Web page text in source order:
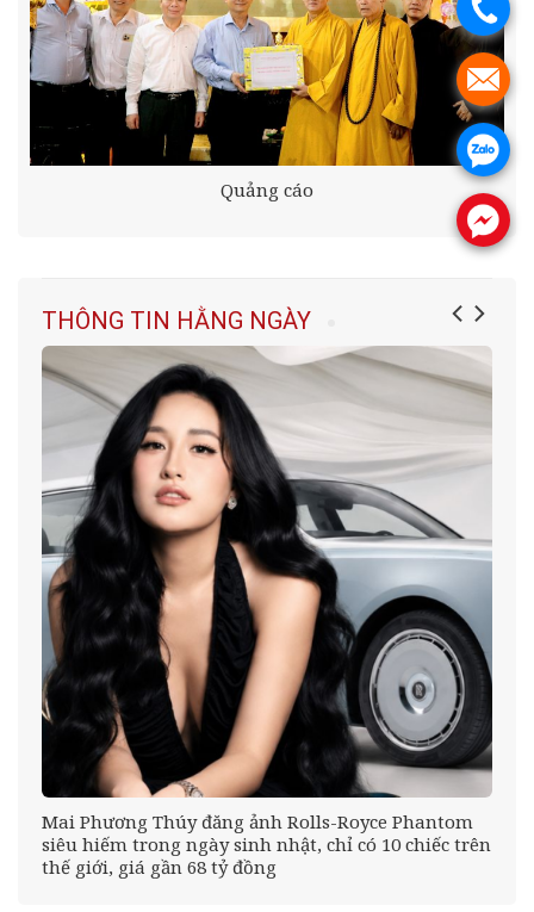
Quảng cáo
THÔNG TIN HẰNG NGÀY
Mai Phương Thúy đăng ảnh Rolls-Royce Phantom
siêu hiếm trong ngày sinh nhật, chỉ có 10 chiếc trên
thế giới, giá gần 68 tỷ đồng
.
.
.
.